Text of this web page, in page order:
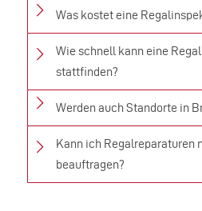
Was kostet eine
Wie schnell kann eine
stattfinden?
Werden auch Standorte in
Kann ich Regalreparaturen
beauftragen?